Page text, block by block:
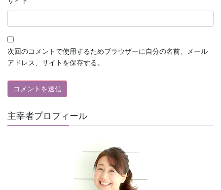
次回のコメントで使用するためブラウザーに自分の名前、メール
アドレス、サイトを保存する。
主宰者プロフィール